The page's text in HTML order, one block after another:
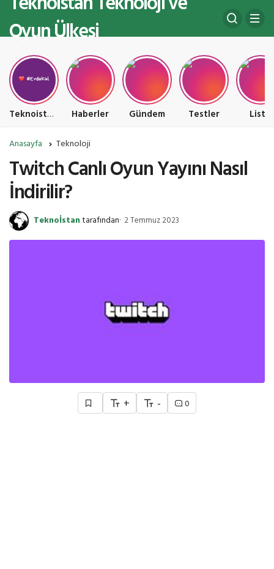
Oyun Ülkesi
Teknoistan Teknoloji ve Oyun Ülkesi Haberler Gündem Testler Liste
Anasayfa Teknoloji
Twitch Canlı Oyun Yayını Nasıl
İndirilir?
Teknoİstantarafından 2 Temmuz 2023
+ - 0